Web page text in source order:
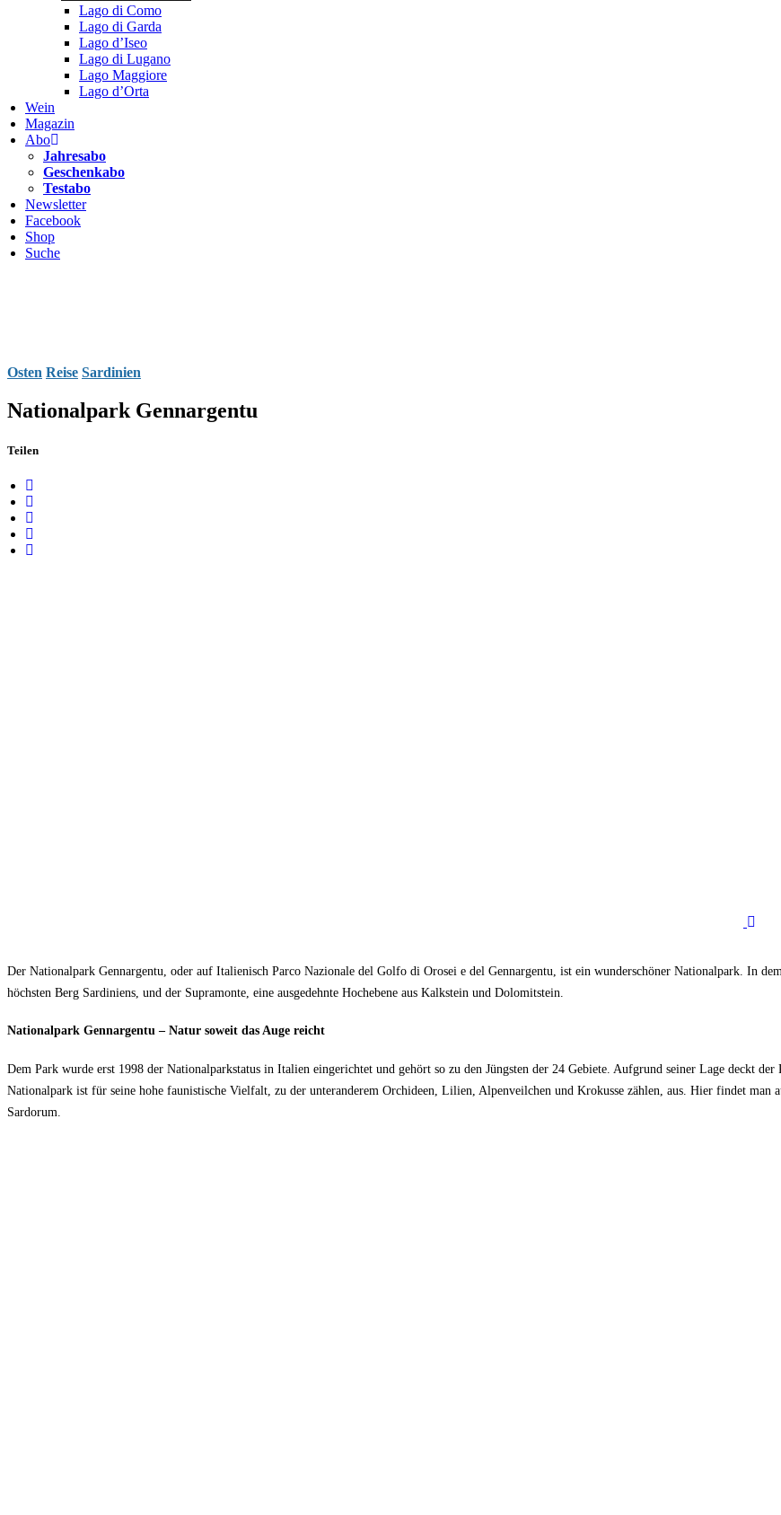
Lago di Como
Lago di Garda
Lago d’Iseo
Lago di Lugano
Lago Maggiore
Lago d’Orta
Wein
Magazin
Abo
Jahresabo
Geschenkabo
Testabo
Newsletter
Facebook
Shop
Suche
Osten Reise Sardinien
Nationalpark Gennargentu
Teilen
Der Nationalpark Gennargentu, oder auf Italienisch Parco Nazionale del Golfo di Orosei e del Gennargentu, ist ein wunderschöner Nationalpark. In
höchsten Berg Sardiniens, und der Supramonte, eine ausgedehnte Hochebene aus Kalkstein und Dolomitstein.
Nationalpark Gennargentu – Natur soweit das Auge reicht
Dem Park wurde erst 1998 der Nationalparkstatus in Italien eingerichtet und gehört so zu den Jüngsten der 24 Gebiete. Aufgrund seiner Lage deckt
Nationalpark ist für seine hohe faunistische Vielfalt, zu der unteranderem Orchideen, Lilien, Alpenveilchen und Krokusse zählen, aus. Hier findet man
Sardorum.